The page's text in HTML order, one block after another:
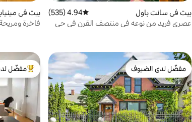
بيت في سانت باول متوسط التقييم 4.94 من 5، 535 مراجعات
4.94 (535)
عصري فريد من نوعه في منتصف القرن في حي
بيت في
فاخرة
مفضّل لدى الضيوف
مفضّل لدى الضيوف
من أبرز
مفضّل